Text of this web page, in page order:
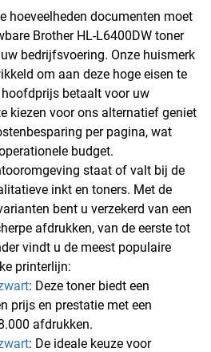
hoeveelheden documenten moet
Brother HL-L6400DW toner
bedrijfsvoering. Onze huismerk
om aan deze hoge eisen te
betaalt voor uw
kiezen voor ons alternatief geniet
per pagina, wat
budget.
staat of valt bij de
inkt en toners. Met de
bent u verzekerd van een
afdrukken, van de eerste tot
vindt u de meest populaire
printerlijn:
: Deze toner biedt een
prijs en prestatie met een
afdrukken.
: De ideale keuze voor